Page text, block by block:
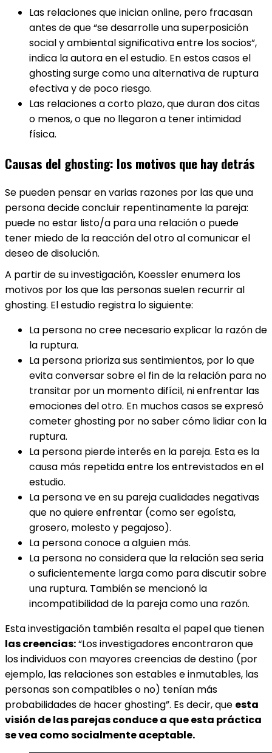
Las relaciones que inician online, pero fracasan
antes de que “se desarrolle una superposición
social y ambiental significativa entre los socios”,
indica la autora en el estudio. En estos casos el
ghosting surge como una alternativa de ruptura
efectiva y de poco riesgo.
Las relaciones a corto plazo, que duran dos citas
o menos, o que no llegaron a tener intimidad
física.
Causas del ghosting: los motivos que hay detrás
Se pueden pensar en varias razones por las que una
persona decide concluir repentinamente la pareja:
puede no estar listo/a para una relación o puede
tener miedo de la reacción del otro al comunicar el
deseo de disolución.
A partir de su investigación, Koessler enumera los
motivos por los que las personas suelen recurrir al
ghosting. El estudio registra lo siguiente:
La persona no cree necesario explicar la razón de
la ruptura.
La persona prioriza sus sentimientos, por lo que
evita conversar sobre el fin de la relación para no
transitar por un momento difícil, ni enfrentar las
emociones del otro. En muchos casos se expresó
cometer ghosting por no saber cómo lidiar con la
ruptura.
La persona pierde interés en la pareja. Esta es la
causa más repetida entre los entrevistados en el
estudio.
La persona ve en su pareja cualidades negativas
que no quiere enfrentar (como ser egoísta,
grosero, molesto y pegajoso).
La persona conoce a alguien más.
La persona no considera que la relación sea seria
o suficientemente larga como para discutir sobre
una ruptura. También se mencionó la
incompatibilidad de la pareja como una razón.
Esta investigación también resalta el papel que tienen
las creencias:“Los investigadores encontraron que
los individuos con mayores creencias de destino (por
ejemplo, las relaciones son estables e inmutables, las
personas son compatibles o no) tenían más
probabilidades de hacer ghosting”. Es decir, que esta
visión de las parejas conduce a que esta práctica
se vea como socialmente aceptable.